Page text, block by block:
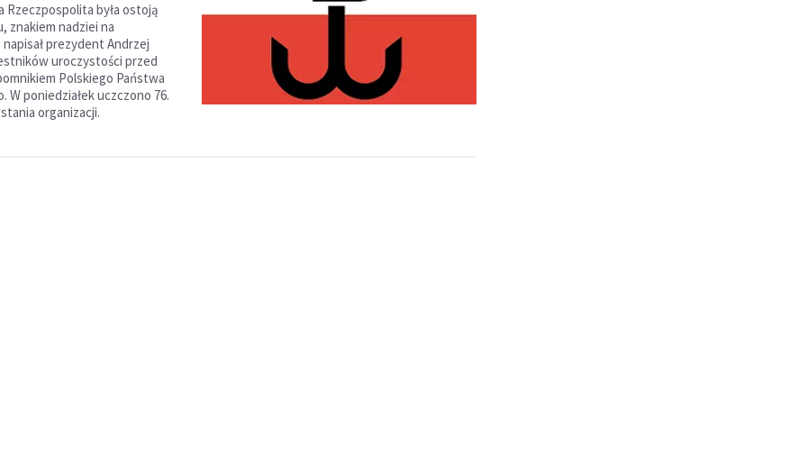
Rzeczpospolita była ostoją
znakiem nadziei na
prezydent Andrzej
uroczystości przed
Polskiego Państwa
W poniedziałek uczczono 76.
organizacji.